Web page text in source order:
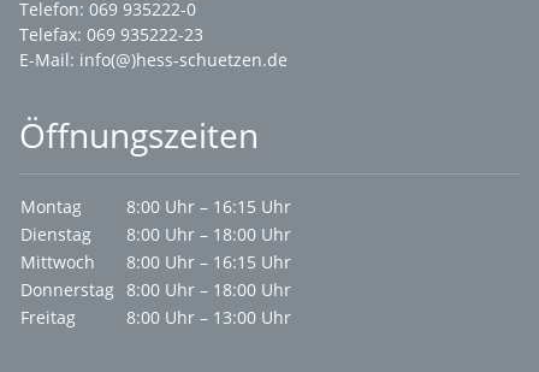
Telefon: 069 935222-0
Telefax: 069 935222-23
E-Mail: info(@)hess-schuetzen.de
Öffnungszeiten
Montag
8:00 Uhr – 16:15 Uhr
Dienstag
8:00 Uhr – 18:00 Uhr
Mittwoch
8:00 Uhr – 16:15 Uhr
Donnerstag 8:00 Uhr – 18:00 Uhr
Freitag
8:00 Uhr – 13:00 Uhr